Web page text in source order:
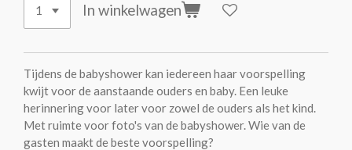
In winkelwagen
Tijdens de babyshower kan iedereen haar voorspelling
kwijt voor de aanstaande ouders en baby. Een leuke
herinnering voor later voor zowel de ouders als het kind.
Met ruimte voor foto's van de babyshower. Wie van de
gasten maakt de beste voorspelling?